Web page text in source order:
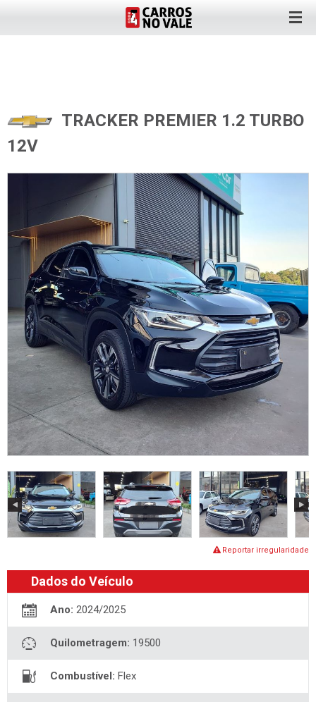
TRACKER PREMIER 1.2 TURBO
12V
Reportar irregularidade
Dados do Veículo
Ano: 2024/2025
Quilometragem: 19500
Combustível: Flex